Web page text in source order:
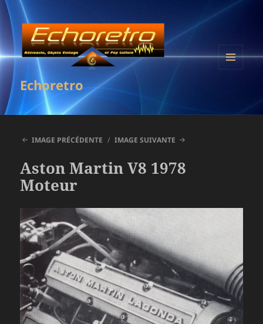
Echoretro
IMAGE PRÉCÉDENTE IMAGE SUIVANTE
Aston Martin V8 1978
Moteur